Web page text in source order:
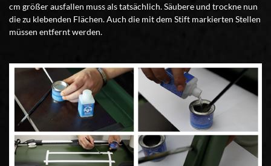
cm größer ausfallen muss als tatsächlich. Säubere und trockne nun
die zu klebenden Flächen. Auch die mit dem Stift markierten Stellen
müssen entfernt werden.